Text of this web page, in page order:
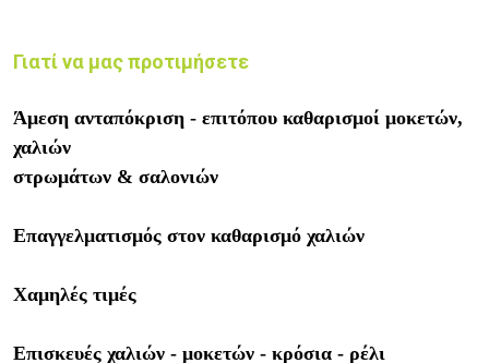
Γιατί να μας προτιμήσετε
Άμεση ανταπόκριση - επιτόπου καθαρισμοί μοκετών,
χαλιών
στρωμάτων & σαλονιών
Επαγγελματισμός στον καθαρισμό χαλιών
Χαμηλές τιμές
Επισκευές χαλιών - μοκετών - κρόσια - ρέλι